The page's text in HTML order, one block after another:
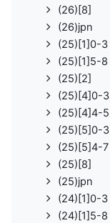
(26)[8]
(26)jpn
(25)[1]0-3
(25)[1]5-8
(25)[2]
(25)[4]0-3
(25)[4]4-5
(25)[5]0-3
(25)[5]4-7
(25)[8]
(25)jpn
(24)[1]0-3
(24)[1]5-8